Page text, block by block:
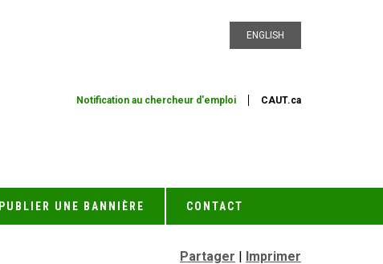
ENGLISH
Notification au chercheur d'emploi CAUT.ca
PUBLIER UNE BANNIÈRE CONTACT
Partager | Imprimer